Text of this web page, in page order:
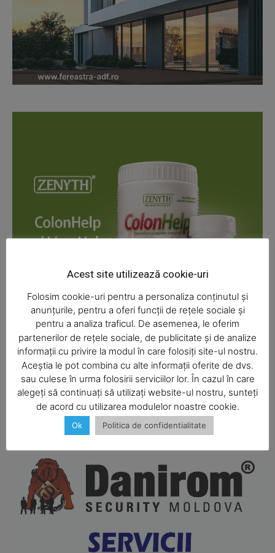
News Week
Magazine PRO
SUBSCRIBE NOW
Company
About
Contact us
Subscription Plans
My account
Acest site utilizează cookie-uri
Folosim cookie-uri pentru a personaliza conținutul și
anunțurile, pentru a oferi funcții de rețele sociale și
pentru a analiza traficul. De asemenea, le oferim
partenerilor de rețele sociale, de publicitate și de analize
informații cu privire la modul în care folosiți site-ul nostru.
Aceștia le pot combina cu alte informații oferite de dvs.
sau culese în urma folosirii serviciilor lor. În cazul în care
alegeți să continuați să utilizați website-ul nostru, sunteți
de acord cu utilizarea modulelor noastre cookie.
Ok Politica de confidentialitate